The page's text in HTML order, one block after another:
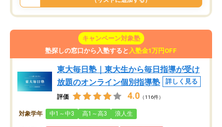
キャンペーン対象塾
塾探しの窓口から入塾すると 入塾金1万円OFF
東大毎日塾｜東大生から毎日指導が受け
放題のオンライン個別指導塾
詳しく見る
評価 4.0 （116件）
対象学年 中1～中3 高1～高3 浪人生